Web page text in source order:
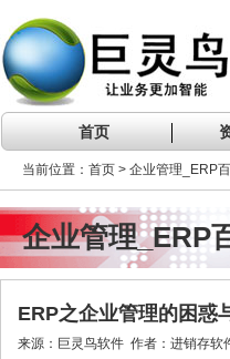
首页
当前位置：首页 > 企业管理_ERP
企业管理_ERP
ERP之企业管理的困惑
来源：巨灵鸟软件 作者：进销存